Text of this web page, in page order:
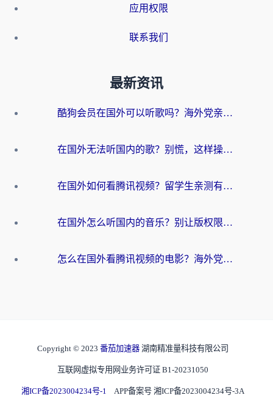
应用权限
联系我们
最新资讯
酷狗会员在国外可以听歌吗？海外党亲测有效：3步解决音乐权限难题
在国外无法听国内的歌？别慌，这样操作就能畅听QQ音乐（附亲测加速器推荐）
在国外如何看腾讯视频？留学生亲测有效的回国加速方案
在国外怎么听国内的音乐？别让版权限制断了你的华语歌单
怎么在国外看腾讯视频的电影？海外党亲测有效的回国加速指南
Copyright © 2023 番茄加速器 湖南精准量科技有限公司
互联网虚拟专用网业务许可证 B1-20231050
湘ICP备2023004234号-1 APP备案号 湘ICP备2023004234号-3A